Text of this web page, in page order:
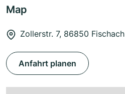
Map
Zollerstr. 7, 86850 Fischach
Anfahrt planen